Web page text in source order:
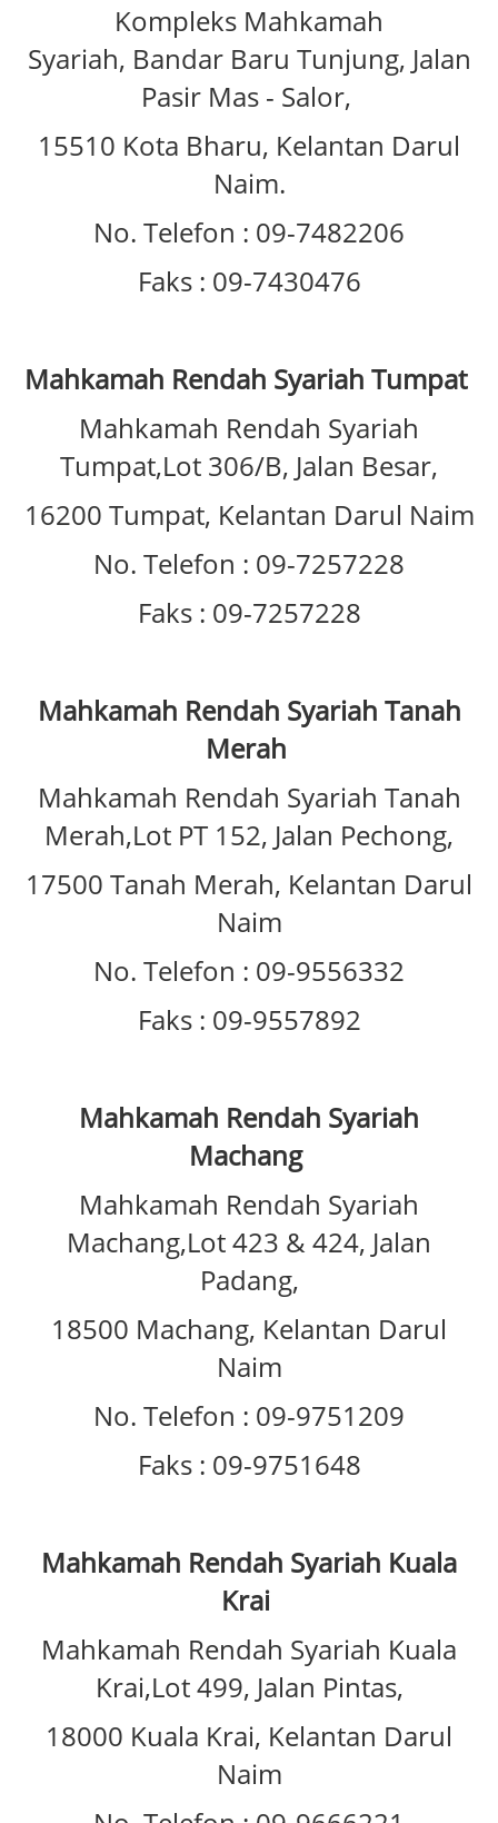
Kompleks Mahkamah
Syariah, Bandar Baru Tunjung, Jalan
Pasir Mas - Salor,
15510 Kota Bharu, Kelantan Darul
Naim.
No. Telefon : 09-7482206
Faks : 09-7430476
Mahkamah Rendah Syariah Tumpat
Mahkamah Rendah Syariah
Tumpat,Lot 306/B, Jalan Besar,
16200 Tumpat, Kelantan Darul Naim
No. Telefon : 09-7257228
Faks : 09-7257228
Mahkamah Rendah Syariah Tanah
Merah
Mahkamah Rendah Syariah Tanah
Merah,Lot PT 152, Jalan Pechong,
17500 Tanah Merah, Kelantan Darul
Naim
No. Telefon : 09-9556332
Faks : 09-9557892
Mahkamah Rendah Syariah
Machang
Mahkamah Rendah Syariah
Machang,Lot 423 & 424, Jalan
Padang,
18500 Machang, Kelantan Darul
Naim
No. Telefon : 09-9751209
Faks : 09-9751648
Mahkamah Rendah Syariah Kuala
Krai
Mahkamah Rendah Syariah Kuala
Krai,Lot 499, Jalan Pintas,
18000 Kuala Krai, Kelantan Darul
Naim